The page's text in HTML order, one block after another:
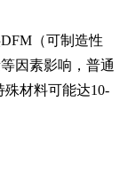
（可制造性
因素影响，普通
殊材料可能达10-